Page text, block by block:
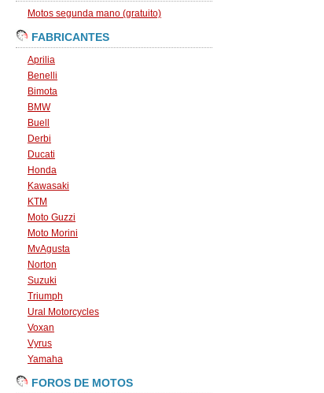
Motos segunda mano (gratuito)
FABRICANTES
Aprilia
Benelli
Bimota
BMW
Buell
Derbi
Ducati
Honda
Kawasaki
KTM
Moto Guzzi
Moto Morini
MvAgusta
Norton
Suzuki
Triumph
Ural Motorcycles
Voxan
Vyrus
Yamaha
FOROS DE MOTOS